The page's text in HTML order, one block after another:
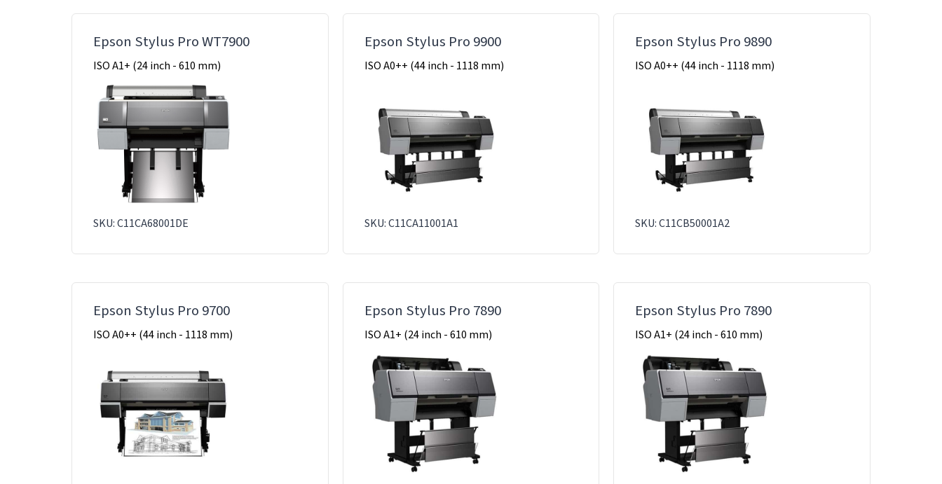
Epson Stylus Pro WT7900
ISO A1+ (24 inch - 610 mm)
SKU: C11CA68001DE
Epson Stylus Pro 9900
ISO A0++ (44 inch - 1118 mm)
SKU: C11CA11001A1
Epson Stylus Pro 9890
ISO A0++ (44 inch - 1118 mm)
SKU: C11CB50001A2
Epson Stylus Pro 9700
ISO A0++ (44 inch - 1118 mm)
Epson Stylus Pro 7890
ISO A1+ (24 inch - 610 mm)
Epson Stylus Pro 7890
ISO A1+ (24 inch - 610 mm)